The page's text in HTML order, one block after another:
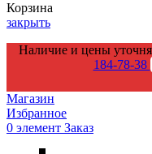
Корзина
закрыть
Наличие и цены
184-78-38
Магазин
Избранное
0 элемент Заказ